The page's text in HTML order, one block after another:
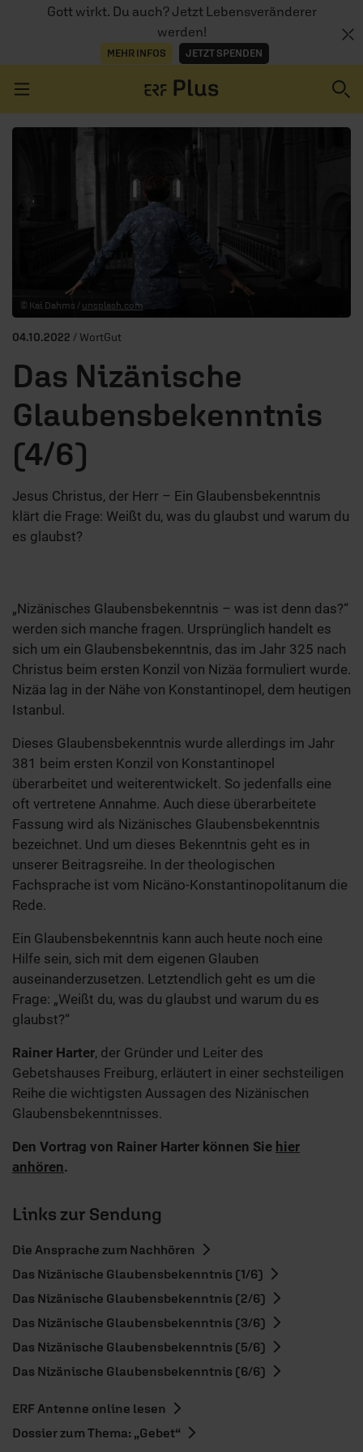
Gott wirkt. Du auch? Jetzt Lebensveränderer
werden!
MEHR INFOS JETZT SPENDEN
AUDIOTHEK
MITMACHEN
© Kai Dahms / unsplash.com
04.10.2022 / WortGut
Das Nizänische
Glaubensbekenntnis
(4/6)
Jesus Christus, der Herr – Ein Glaubensbekenntnis
klärt die Frage: Weißt du, was du glaubst und warum du
es glaubst?
„Nizänisches Glaubensbekenntnis – was ist denn das?“
werden sich manche fragen. Ursprünglich handelt es
sich um ein Glaubensbekenntnis, das im Jahr 325 nach
Christus beim ersten Konzil von Nizäa formuliert wurde.
Nizäa lag in der Nähe von Konstantinopel, dem heutigen
Istanbul.
Dieses Glaubensbekenntnis wurde allerdings im Jahr
381 beim ersten Konzil von Konstantinopel
überarbeitet und weiterentwickelt. So jedenfalls eine
oft vertretene Annahme. Auch diese überarbeitete
Fassung wird als Nizänisches Glaubensbekenntnis
bezeichnet. Und um dieses Bekenntnis geht es in
unserer Beitragsreihe. In der theologischen
Fachsprache ist vom Nicäno-Konstantinopolitanum die
Rede.
Ein Glaubensbekenntnis kann auch heute noch eine
Hilfe sein, sich mit dem eigenen Glauben
auseinanderzusetzen. Letztendlich geht es um die
Frage: „Weißt du, was du glaubst und warum du es
glaubst?“
Rainer Harter, der Gründer und Leiter des
Gebetshauses Freiburg, erläutert in einer sechsteiligen
Reihe die wichtigsten Aussagen des Nizänischen
Glaubensbekenntnisses.
Den Vortrag von Rainer Harter können Sie hier
anhören.
Links zur Sendung
Die Ansprache zum Nachhören
Das Nizänische Glaubensbekenntnis (1/6)
Das Nizänische Glaubensbekenntnis (2/6)
Das Nizänische Glaubensbekenntnis (3/6)
Das Nizänische Glaubensbekenntnis (5/6)
Das Nizänische Glaubensbekenntnis (6/6)
ERF Antenne online lesen
Dossier zum Thema: „Gebet“